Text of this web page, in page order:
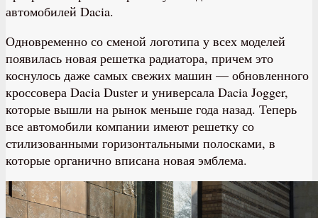
автомобилей Dacia.
Одновременно со сменой логотипа у всех моделей
появилась новая решетка радиатора, причем это
коснулось даже самых свежих машин — обновленного
кроссовера Dacia Duster и универсала Dacia Jogger,
которые вышли на рынок меньше года назад. Теперь
все автомобили компании имеют решетку со
стилизованными горизонтальными полосками, в
которые органично вписана новая эмблема.